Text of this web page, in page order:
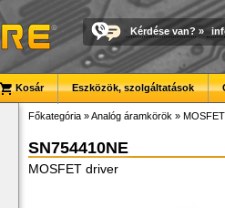
Kérdése van? »
Kosár Eszközök, szolgáltatások
Főkategória »Analóg áramkörök »
SN754410NE
MOSFET driver